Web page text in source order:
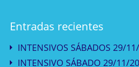
Entradas recientes
INTENSIVOS SÁBADOS 29/
INTENSIVO SÁBADO 29/11/